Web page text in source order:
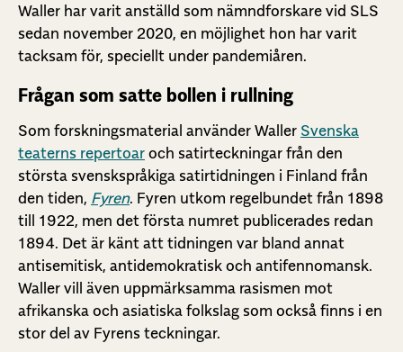
Waller har varit anställd som nämndforskare vid SLS
sedan november 2020, en möjlighet hon har varit
tacksam för, speciellt under pandemiåren.
Frågan som satte bollen i rullning
Som forskningsmaterial använder Waller Svenska
teaterns repertoar och satirteckningar från den
största svenskspråkiga satirtidningen i Finland från
den tiden, Fyren. Fyren utkom regelbundet från 1898
till 1922, men det första numret publicerades redan
1894. Det är känt att tidningen var bland annat
antisemitisk, antidemokratisk och antifennomansk.
Waller vill även uppmärksamma rasismen mot
afrikanska och asiatiska folkslag som också finns i en
stor del av Fyrens teckningar.